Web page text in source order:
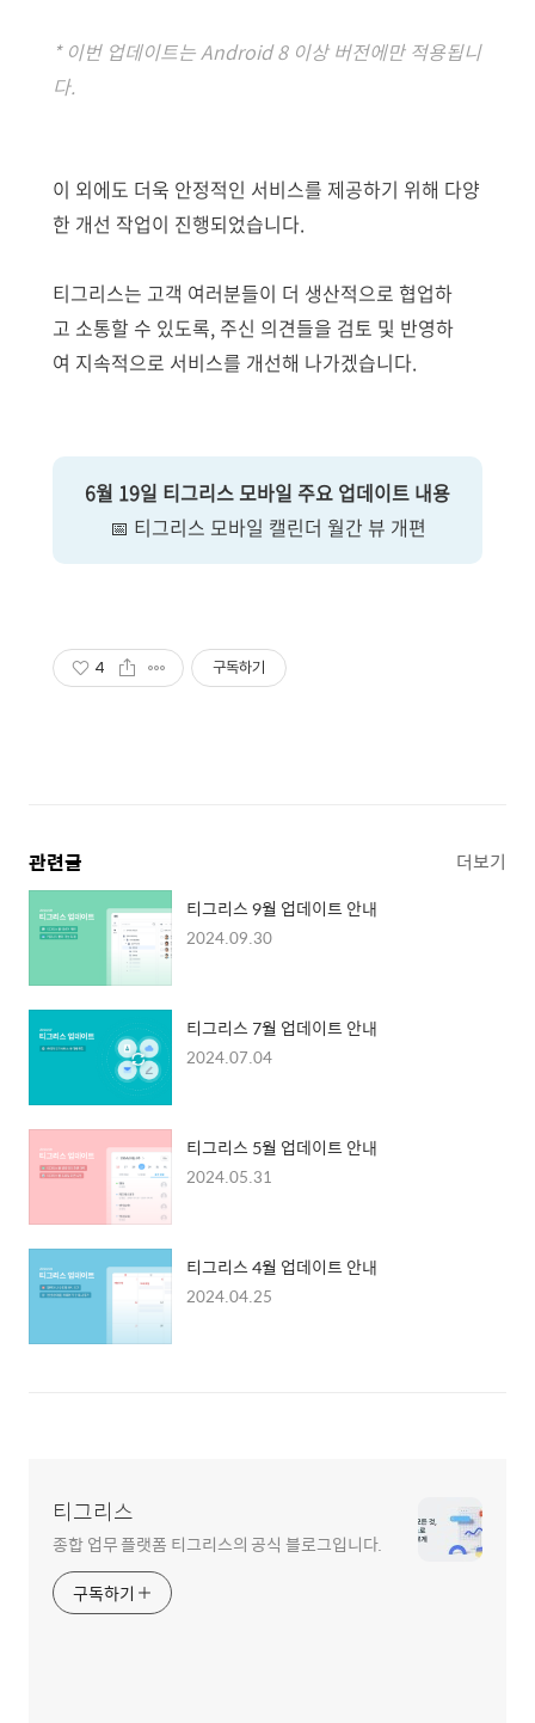
* 이번 업데이트는 Android 8 이상 버전에만 적용됩니
다.
이 외에도 더욱 안정적인 서비스를 제공하기 위해 다양
한 개선 작업이 진행되었습니다.
티그리스는 고객 여러분들이 더 생산적으로 협업하
고 소통할 수 있도록, 주신 의견들을 검토 및 반영하
여 지속적으로 서비스를 개선해 나가겠습니다.
6월 19일 티그리스 모바일 주요 업데이트 내용
📅 티그리스 모바일 캘린더 월간 뷰 개편
4 구독하기
관련글 더보기
티그리스 9월 업데이트 안내
2024.09.30
티그리스 7월 업데이트 안내
2024.07.04
티그리스 5월 업데이트 안내
2024.05.31
티그리스 4월 업데이트 안내
2024.04.25
티그리스
종합 업무 플랫폼 티그리스의 공식 블로그입니다.
구독하기